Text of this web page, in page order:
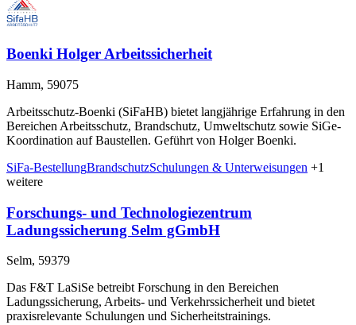
Boenki Holger Arbeitssicherheit
Hamm, 59075
Arbeitsschutz-Boenki (SiFaHB) bietet langjährige Erfahrung in den
Bereichen Arbeitsschutz, Brandschutz, Umweltschutz sowie SiGe-
Koordination auf Baustellen. Geführt von Holger Boenki.
SiFa-BestellungBrandschutzSchulungen & Unterweisungen +1
weitere
Forschungs- und Technologiezentrum
Ladungssicherung Selm gGmbH
Selm, 59379
Das F&T LaSiSe betreibt Forschung in den Bereichen
Ladungssicherung, Arbeits- und Verkehrssicherheit und bietet
praxisrelevante Schulungen und Sicherheitstrainings.